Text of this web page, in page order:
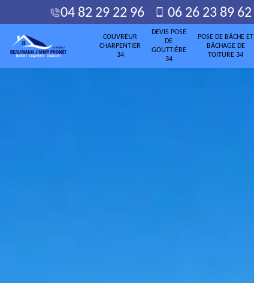
04 82 29 22 96 06 26 23 89 62
COUVREUR
CHARPENTIER
34
DEVIS POSE
DE
GOUTTIÈRE
34
POSE DE BÂCHE ET
BÂCHAGE DE
TOITURE 34